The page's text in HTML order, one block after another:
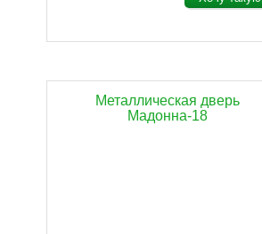
Металлическая дверь
Мадонна-18